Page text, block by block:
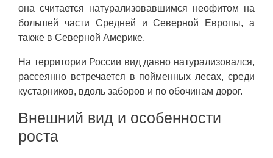
она считается натурализовавшимся неофитом на
большей части Средней и Северной Европы, а
также в Северной Америке.
На территории России вид давно натурализовался,
рассеянно встречается в пойменных лесах, среди
кустарников, вдоль заборов и по обочинам дорог.
Внешний вид и особенности
роста